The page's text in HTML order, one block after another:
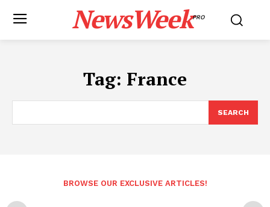
NewsWeekPRO
Tag: France
SEARCH
BROWSE OUR EXCLUSIVE ARTICLES!